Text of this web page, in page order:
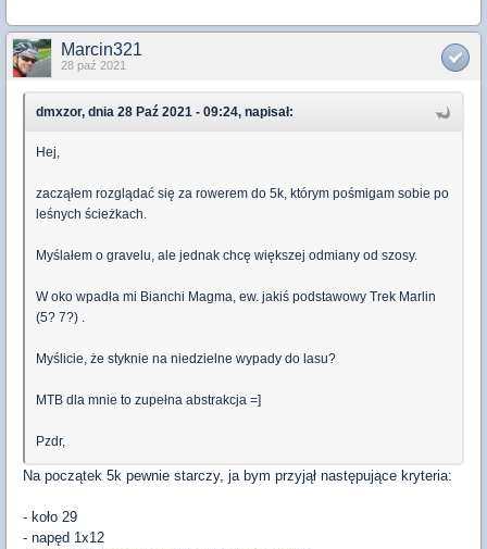
Marcin321
28 paź 2021
dmxzor, dnia 28 Paź 2021 - 09:24, napisał:
Hej,
zacząłem rozglądać się za rowerem do 5k, którym pośmigam sobie po
leśnych ścieżkach.
Myślałem o gravelu, ale jednak chcę większej odmiany od szosy.
W oko wpadła mi Bianchi Magma, ew. jakiś podstawowy Trek Marlin
(5? 7?) .
Myślicie, że styknie na niedzielne wypady do lasu?
MTB dla mnie to zupełna abstrakcja =]
Pzdr,
Na początek 5k pewnie starczy, ja bym przyjął następujące kryteria:
- koło 29
- napęd 1x12